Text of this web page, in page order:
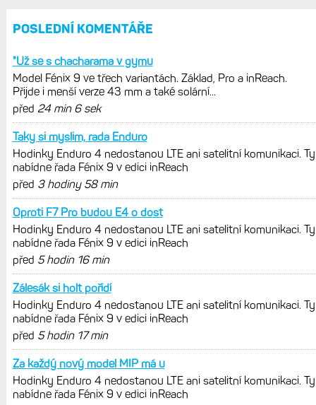
Fénix 9 v edici inReach
Live Activity konečně i pro outdoorové
sporty. Mobil už umí zrcadlit data
cyklistiky, běhu i chůze
Zkušenosti po roce: Fénixy 8 Pro jsou
jedním slovem parádní, těžko něco
vytknout. Ale ta nositelnost
Zaměření zátěže: Hodnotí, zda je váš
trénink produktivní a jestli se nachází
v optimálních oblastech
Garmin poprvé překonal hranici
300 dolarů. Cena akcií za devět
měsíců výrazně vzrostla